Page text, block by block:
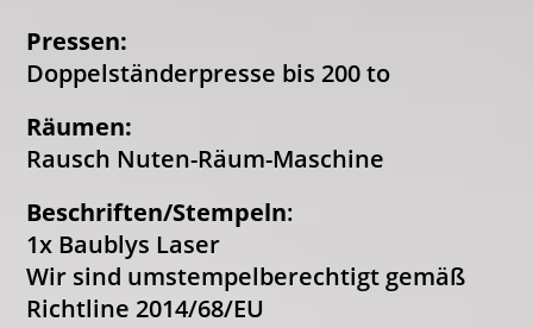
Pressen:
Doppelständerpresse bis 200 to
Räumen:
Rausch Nuten-Räum-Maschine
Beschriften/Stempeln:
1x Baublys Laser
Wir sind umstempelberechtigt gemäß
Richtline 2014/68/EU